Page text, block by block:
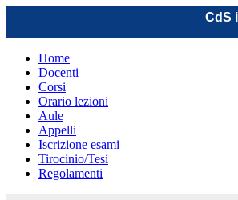
CdS
Home
Docenti
Corsi
Orario lezioni
Aule
Appelli
Iscrizione esami
Tirocinio/Tesi
Regolamenti